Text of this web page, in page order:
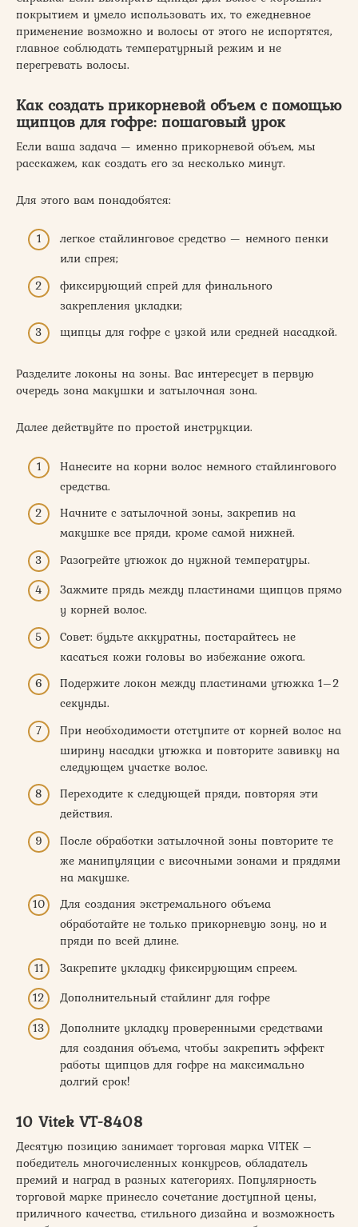
покрытием и умело использовать их, то ежедневное
применение возможно и волосы от этого не испортятся,
главное соблюдать температурный режим и не
перегревать волосы.
Как создать прикорневой объем с помощью
щипцов для гофре: пошаговый урок
Если ваша задача — именно прикорневой объем, мы
расскажем, как создать его за несколько минут.
Для этого вам понадобятся:
легкое стайлинговое средство — немного пенки
или спрея;
фиксирующий спрей для финального
закрепления укладки;
щипцы для гофре с узкой или средней насадкой.
Разделите локоны на зоны. Вас интересует в первую
очередь зона макушки и затылочная зона.
Далее действуйте по простой инструкции.
Нанесите на корни волос немного стайлингового
средства.
Начните с затылочной зоны, закрепив на
макушке все пряди, кроме самой нижней.
Разогрейте утюжок до нужной температуры.
Зажмите прядь между пластинами щипцов прямо
у корней волос.
Совет: будьте аккуратны, постарайтесь не
касаться кожи головы во избежание ожога.
Подержите локон между пластинами утюжка 1–2
секунды.
При необходимости отступите от корней волос на
ширину насадки утюжка и повторите завивку на
следующем участке волос.
Переходите к следующей пряди, повторяя эти
действия.
После обработки затылочной зоны повторите те
же манипуляции с височными зонами и прядями
на макушке.
Для создания экстремального объема
обработайте не только прикорневую зону, но и
пряди по всей длине.
Закрепите укладку фиксирующим спреем.
Дополнительный стайлинг для гофре
Дополните укладку проверенными средствами
для создания объема, чтобы закрепить эффект
работы щипцов для гофре на максимально
долгий срок!
10 Vitek VT-8408
Десятую позицию занимает торговая марка VITEK –
победитель многочисленных конкурсов, обладатель
премий и наград в разных категориях. Популярность
торговой марке принесло сочетание доступной цены,
приличного качества, стильного дизайна и возможность